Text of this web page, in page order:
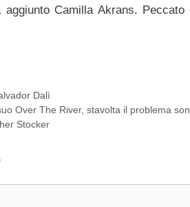
Camilla Akrans.
Dalì
Over The River, stavolta il problema
Stocker